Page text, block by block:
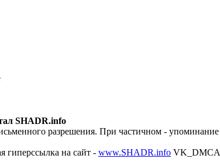
SHADR.info
разрешения. При частичном - упоминание
гиперссылка на сайт - www.SHADR.info VK_DMCA